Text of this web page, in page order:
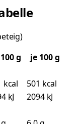
100g
je 100 g
kcal
501 kcal
kJ
2094 kJ